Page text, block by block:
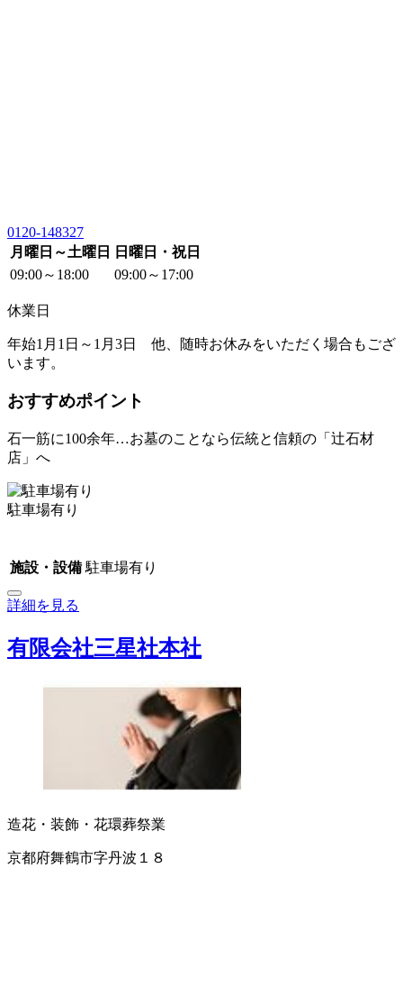
0120-148327
月曜日～土曜日
日曜日・祝日
09:00～18:00
09:00～17:00
休業日
年始1月1日～1月3日 他、随時お休みをいただく場合もござ
います。
おすすめポイント
石一筋に100余年…お墓のことなら伝統と信頼の「辻石材
店」へ
駐車場有り
施設・設備 駐車場有り
詳細を見る
有限会社三星社本社
造花・装飾・花環葬祭業
京都府舞鶴市字丹波１８